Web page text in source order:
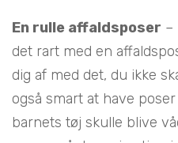
En rulle affaldsposer –
det rart med en
dig af med det, du ikke
også smart at have
barnets tøj skulle blive